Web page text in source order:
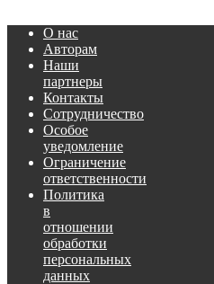
О нас
Авторам
Наши
партнеры
Контакты
Сотрудничество
Особое
уведомление
Ограничение
ответственности
Политика
в
отношении
обработки
персональных
данных